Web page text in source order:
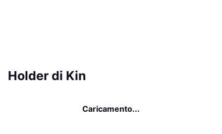
Holder di Kin
Caricamento...